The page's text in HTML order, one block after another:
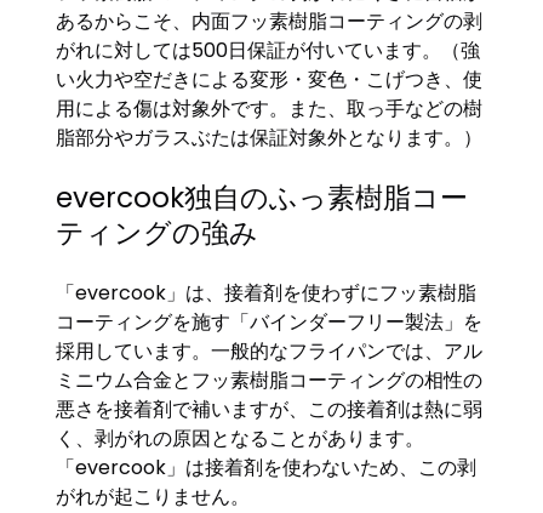
あるからこそ、内面フッ素樹脂コーティングの剥
がれに対しては500日保証が付いています。（強
い火力や空だきによる変形・変色・こげつき、使
用による傷は対象外です。また、取っ手などの樹
脂部分やガラスぶたは保証対象外となります。）
evercook独自のふっ素樹脂コー
ティングの強み
「evercook」は、接着剤を使わずにフッ素樹脂
コーティングを施す「バインダーフリー製法」を
採用しています。一般的なフライパンでは、アル
ミニウム合金とフッ素樹脂コーティングの相性の
悪さを接着剤で補いますが、この接着剤は熱に弱
く、剥がれの原因となることがあります。
「evercook」は接着剤を使わないため、この剥
がれが起こりません。